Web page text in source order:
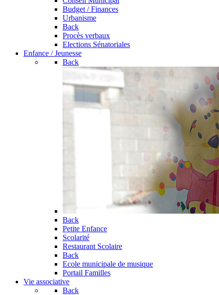
Budget / Finances
Urbanisme
Back
Procès verbaux
Elections Sénatoriales
Enfance / Jeunesse
Back
Back
Petite Enfance
Scolarité
Restaurant Scolaire
Back
Ecole municipale de musique
Portail Familles
Vie associative
Back